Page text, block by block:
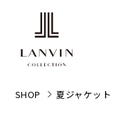
SHOP 夏ジャケット